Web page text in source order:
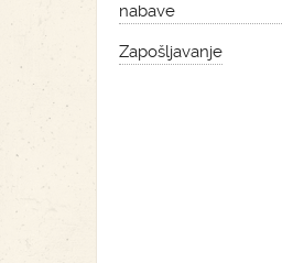
nabave
Zapošljavanje